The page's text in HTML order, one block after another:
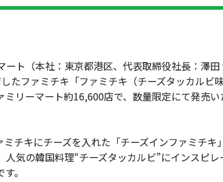
ト（本社：東京都港区、代表取締役社長：澤
たファミチキ「ファミチキ（チーズタッカル
ミリーマート約16,600店で、数量限定にて発売い
チキにチーズを入れた「チーズインファミチ
人気の韓国料理“チーズタッカルビ”にインスピ
。